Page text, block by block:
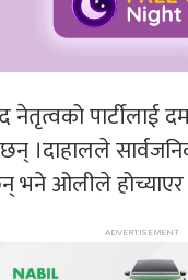
पार्टीलाई
छन् ।दाहालले
भने ओलीले